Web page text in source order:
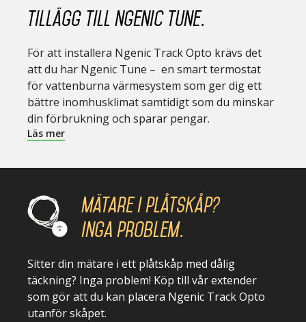
Tillägg till Ngenic Tune.
För att installera Ngenic Track Opto krävs det
att du har Ngenic Tune – en smart termostat
för vattenburna värmesystem som ger dig ett
bättre inomhusklimat samtidigt som du minskar
din förbrukning och sparar pengar.
Läs mer
Mätare i plåtskåp?
Inga problem.
Sitter din mätare i ett plåtskåp med dålig
täckning? Inga problem! Köp till vår extender
som gör att du kan placera Ngenic Track Opto
utanför skåpet.